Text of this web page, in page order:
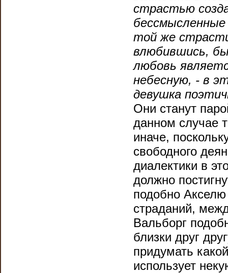
страстью
той же
влюбившись,
любовь
небесную, - в
девушка
Они станут
данном случае
иначе,
свободного
диалектики в
должно
подобно
страданий,
Вальборг
близки друг
придумать
использует